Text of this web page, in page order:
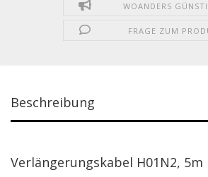
WOANDERS
FRAGE ZUM
Beschreibung
Verlängerungskabel H01N2, 5m